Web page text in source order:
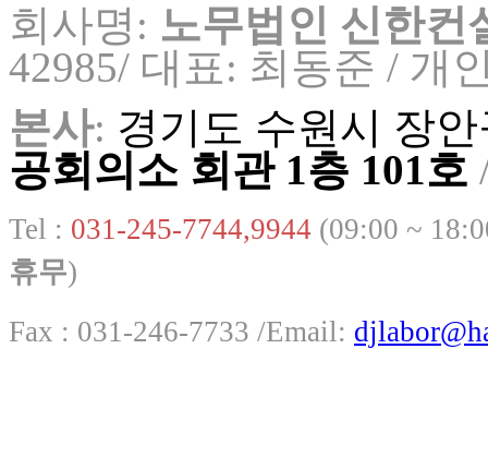
회사명: 노무법인 신한컨
42985/ 대표: 최동준 / 개
본사: 경기도 수원시 장
공회의소 회관 1층 101호
Tel : 031-245-7744,9944 (09:00 ~
휴무)
Fax : 031-246-7733 /Email: